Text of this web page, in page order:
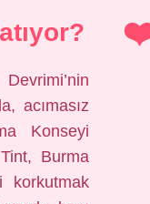
acımasız
Konseyi
Burma
korkutmak